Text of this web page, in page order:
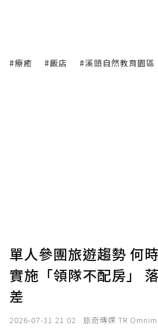
#療癒 #飯店 #溪頭自然教育園區
單人參團旅遊趨勢 何
實施「領隊不配房」
差
2026-07-31 21:02 旅奇傳媒 TR